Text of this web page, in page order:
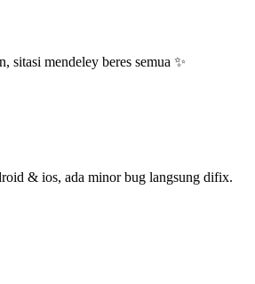
sitasi mendeley beres semua ✨
& ios, ada minor bug langsung difix.